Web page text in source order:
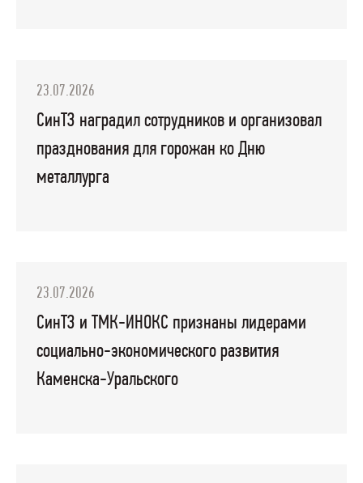
23.07.2026
СинТЗ наградил сотрудников и организовал
празднования для горожан ко Дню
металлурга
23.07.2026
СинТЗ и ТМК-ИНОКС признаны лидерами
социально-экономического развития
Каменска-Уральского